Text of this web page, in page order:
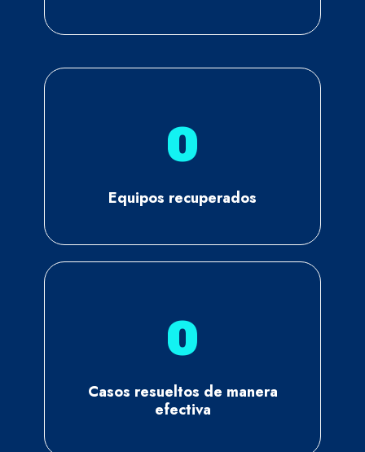
0
Equipos recuperados
0
Casos resueltos de manera
efectiva